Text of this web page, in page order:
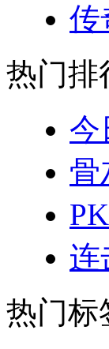
传
热门排
今
骨
连
热门标